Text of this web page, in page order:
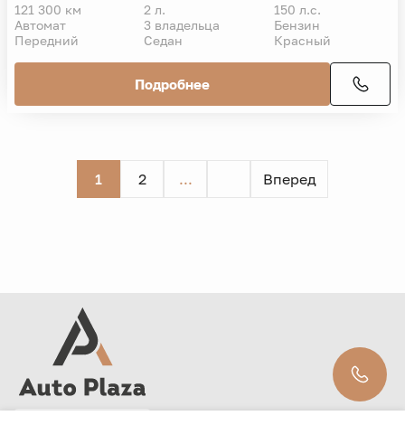
121 300 км 2 л.
150 л.с.
Автомат
3 владельца
Бензин
Передний
Седан Красный
Подробнее
1 2 ... Вперед